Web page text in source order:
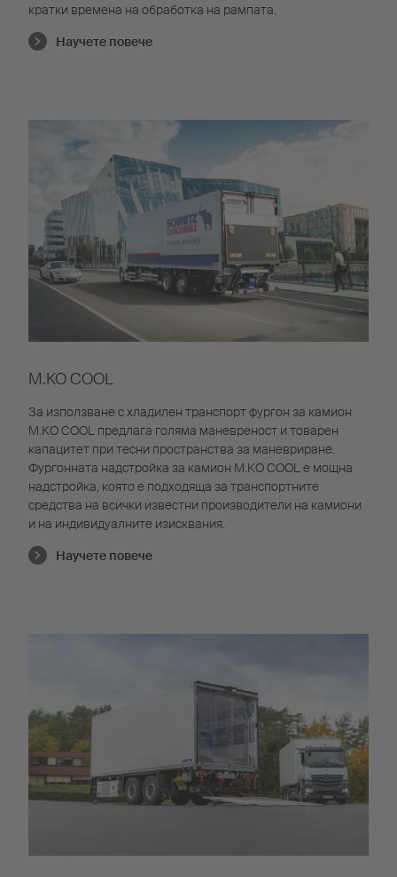
кратки времена на обработка на рампата.
Научете повече
M.KO COOL
За използване с хладилен транспорт фургон за камион
M.KO COOL предлага голяма маневреност и товарен
капацитет при тесни пространства за маневриране.
Фургонната надстройка за камион M.KO COOL е мощна
надстройка, която е подходяща за транспортните
средства на всички известни производители на камиони
и на индивидуалните изисквания.
Научете повече